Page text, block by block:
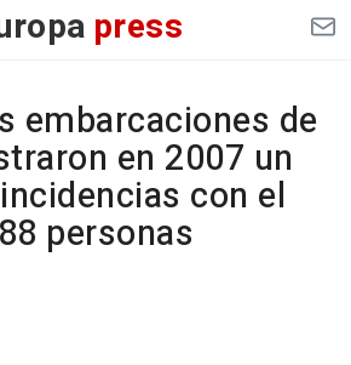
press
embarcaciones de
en 2007 un
con el
personas